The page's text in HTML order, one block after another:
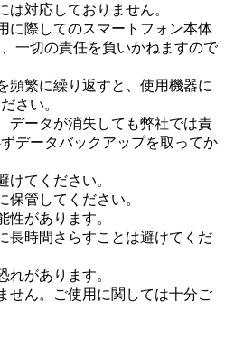
対応しておりません。
に際してのスマートフォン本体
一切の責任を負いかねますので
頻繁に繰り返すと、使用機器に
さい。
データが消失しても弊社では責
データバックアップを取ってか
けてください。
保管してください。
性があります。
長時間さらすことは避けてくだ
れがあります。
せん。ご使用に関しては十分ご